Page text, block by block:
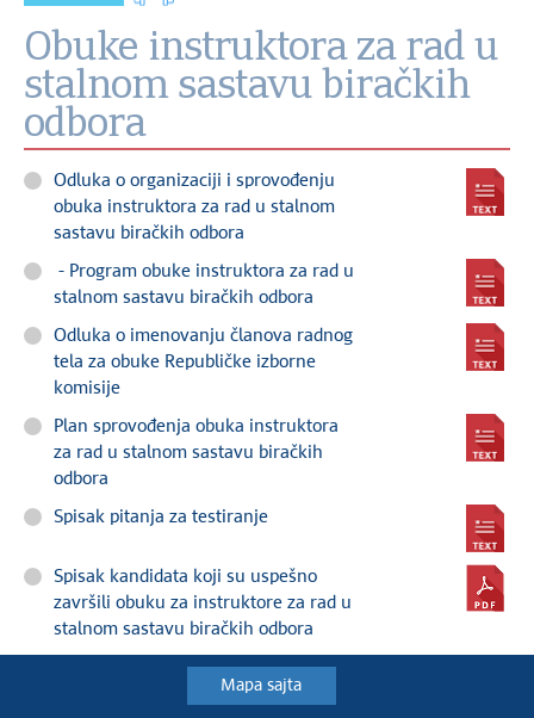
Obuke instruktora za rad u
stalnom sastavu biračkih
odbora
Odluka o organizaciji i sprovođenju
obuka instruktora za rad u stalnom
sastavu biračkih odbora
- Program obuke instruktora za rad u
stalnom sastavu biračkih odbora
Odluka o imenovanju članova radnog
tela za obuke Republičke izborne
komisije
Plan sprovođenja obuka instruktora
za rad u stalnom sastavu biračkih
odbora
Spisak pitanja za testiranje
Spisak kandidata koji su uspešno
završili obuku za instruktore za rad u
stalnom sastavu biračkih odbora
Mapa sajta